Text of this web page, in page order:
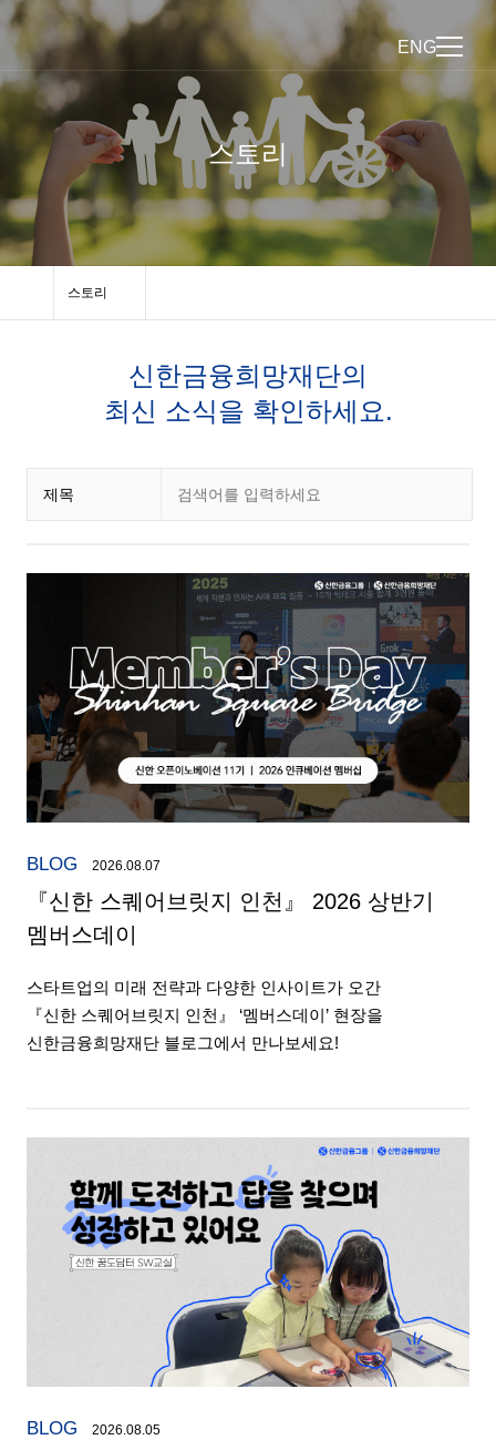
ENG
스토리
스토리
신한금융희망재단의
최신 소식을 확인하세요.
제목
BLOG 2026.08.07
『신한 스퀘어브릿지 인천』 2026 상반기
멤버스데이
스타트업의 미래 전략과 다양한 인사이트가 오간
『신한 스퀘어브릿지 인천』 ‘멤버스데이’ 현장을
신한금융희망재단 블로그에서 만나보세요!
BLOG 2026.08.05